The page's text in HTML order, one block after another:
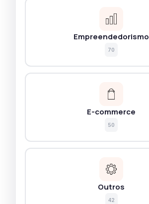
Empreendedorismo
70
E-commerce
50
Outros
42